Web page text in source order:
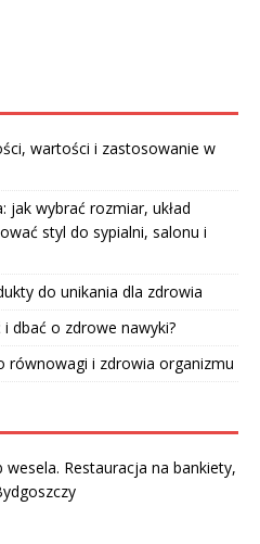
wartości i zastosowanie w
jak wybrać rozmiar, układ
styl do sypialni, salonu i
do unikania dla zdrowia
dbać o zdrowe nawyki?
równowagi i zdrowia organizmu
Restauracja na bankiety,